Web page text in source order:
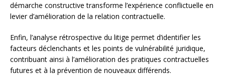
démarche constructive transforme l’expérience conflictuelle en
levier d’amélioration de la relation contractuelle.
Enfin, l’analyse rétrospective du litige permet d’identifier les
facteurs déclenchants et les points de vulnérabilité juridique,
contribuant ainsi à l’amélioration des pratiques contractuelles
futures et à la prévention de nouveaux différends.